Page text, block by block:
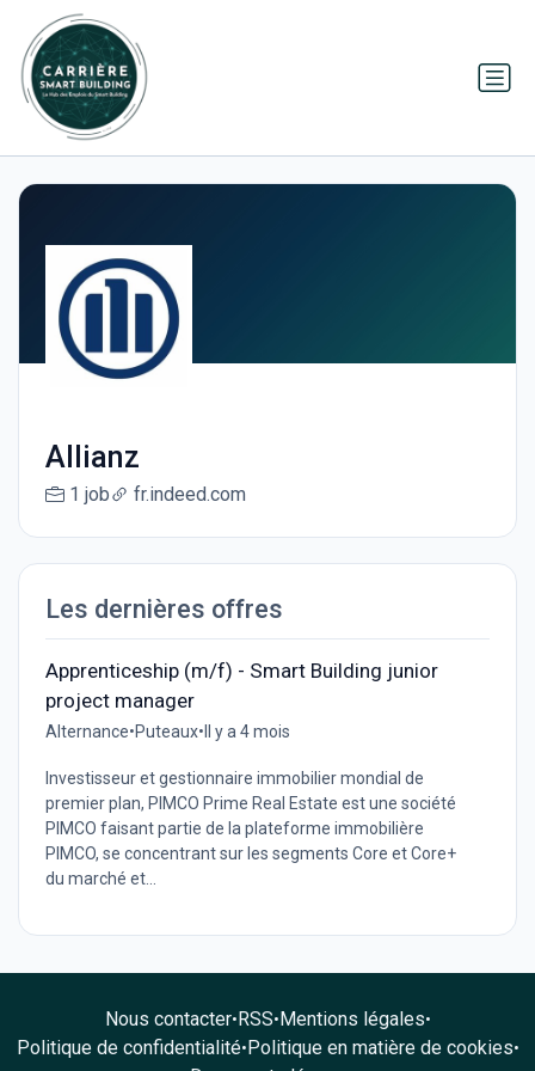
Allianz
1 job fr.indeed.com
Les dernières offres
Apprenticeship (m/f) - Smart Building junior
project manager
Alternance•Puteaux• Il y a 4 mois
Investisseur et gestionnaire immobilier mondial de
premier plan, PIMCO Prime Real Estate est une société
PIMCO faisant partie de la plateforme immobilière
PIMCO, se concentrant sur les segments Core et Core+
du marché et...
Nous contacter•RSS•Mentions légales•
Politique de confidentialité•Politique en matière de cookies•